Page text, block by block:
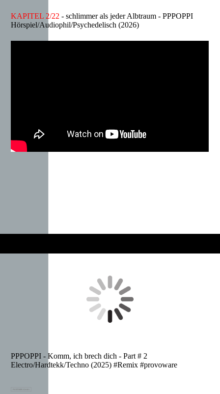
KAPITEL 2/22 - schlimmer als jeder Albtraum - PPPOPPI
Hörspiel/Audiophil/Psychedelisch (2026)
PPPOPPI - Komm, ich brech dich - Part # 2
Electro/Hardtekk/Techno (2025) #Remix #provoware